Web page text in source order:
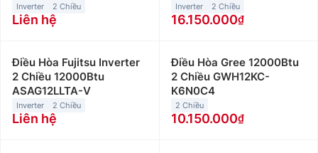
Inverter 2 Chiều
Liên hệ
Inverter 2 Chiều
16.150.000
Điều Hòa Fujitsu Inverter
2 Chiều 12000Btu
ASAG12LLTA-V
Inverter 2 Chiều
Liên hệ
Điều Hòa Gree 12000Btu
2 Chiều GWH12KC-
K6N0C4
2 Chiều
10.150.000